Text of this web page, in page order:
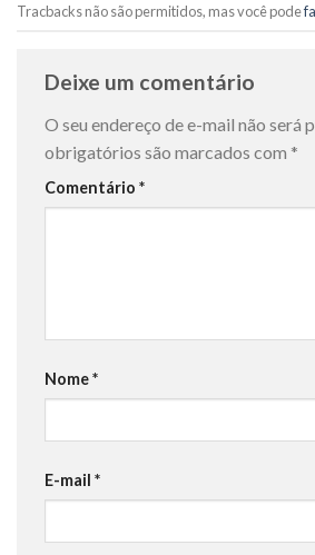
Tracbacks não são permitidos, mas você pode
Deixe um comentário
O seu endereço de e-mail não será
obrigatórios são marcados com *
Comentário *
Nome*
E-mail *